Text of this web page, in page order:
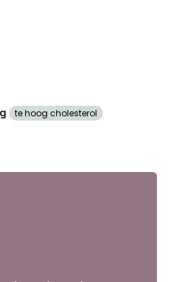
te hoog cholesterol